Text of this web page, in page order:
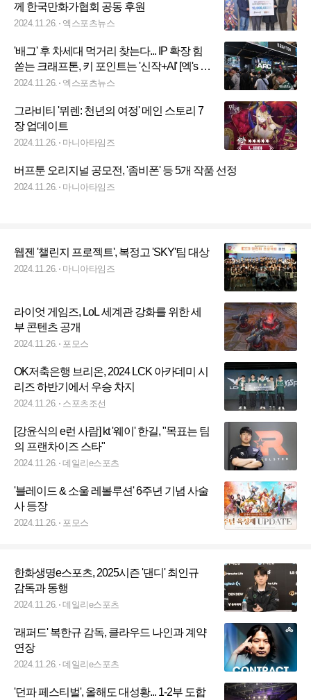
께 한국만화가협회 공동 후원
2024.11.26. 엑스포츠뉴스
'배그' 후 차세대 먹거리 찾는다... IP 확장 힘
쏟는 크래프톤, 키 포인트는 '신작+AI' [엑's 초
점]
2024.11.26. 엑스포츠뉴스
그라비티 '뮈렌: 천년의 여정' 메인 스토리 7
장 업데이트
2024.11.26. 마니아타임즈
버프툰 오리지널 공모전, '좀비폰' 등 5개 작품 선정
2024.11.26. 마니아타임즈
웹젠 '챌린지 프로젝트', 복정고 'SKY'팀 대상
2024.11.26. 마니아타임즈
라이엇 게임즈, LoL 세계관 강화를 위한 세
부 콘텐츠 공개
2024.11.26. 포모스
OK저축은행 브리온, 2024 LCK 아카데미 시
리즈 하반기에서 우승 차지
2024.11.26. 스포츠조선
[강윤식의 e런 사람] kt '웨이' 한길, "목표는 팀
의 프랜차이즈 스타"
2024.11.26. 데일리e스포츠
'블레이드 & 소울 레볼루션' 6주년 기념 사술
사 등장
2024.11.26. 포모스
한화생명e스포츠, 2025시즌 '댄디' 최인규
감독과 동행
2024.11.26. 데일리e스포츠
'래퍼드' 복한규 감독, 클라우드 나인과 계약
연장
2024.11.26. 데일리e스포츠
'던파 페스티벌', 올해도 대성황... 1-2부 도합